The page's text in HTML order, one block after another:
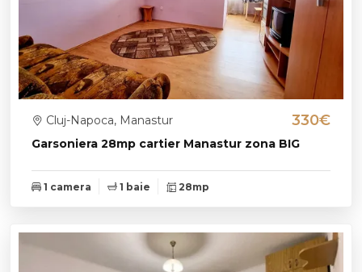
Garsoniera 28mp cartier Manastur zona BIG
Cluj-Napoca, Manastur 330€
1 camera 1 baie 28mp